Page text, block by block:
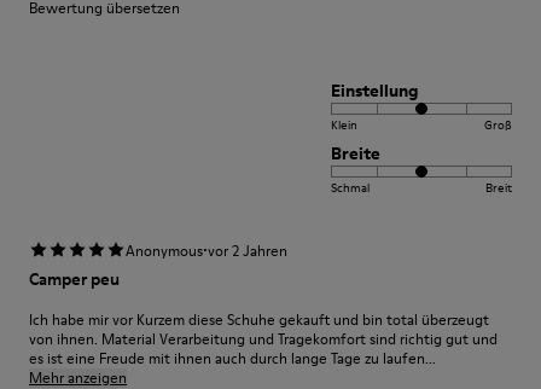
Bewertung übersetzen
Einstellung
Klein Groß
Breite
Schmal Breit
Anonymous·vor 2 Jahren
Camper peu
Ich habe mir vor Kurzem diese Schuhe gekauft und bin total überzeugt
von ihnen. Material Verarbeitung und Tragekomfort sind richtig gut und
es ist eine Freude mit ihnen auch durch lange Tage zu laufen...
Mehr anzeigen